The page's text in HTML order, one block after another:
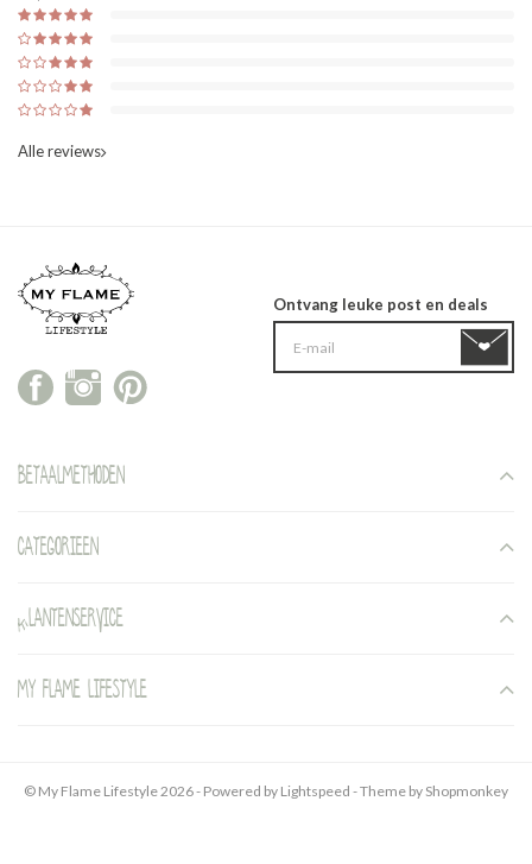
Alle reviews
Ontvang leuke post en deals
Betaalmethoden
Categorieen
Klantenservice
My Flame Lifestyle
© My Flame Lifestyle 2026 - Powered by Lightspeed - Theme by Shopmonkey